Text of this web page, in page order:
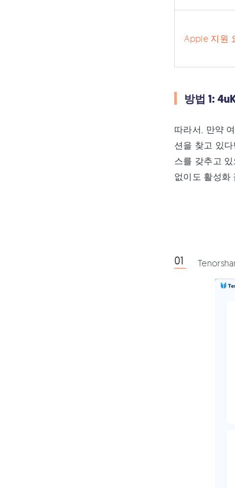
Apple 지원
방법 1:
따라서, 만약
션을 찾고 있다
스를 갖추고
없이도 활성화